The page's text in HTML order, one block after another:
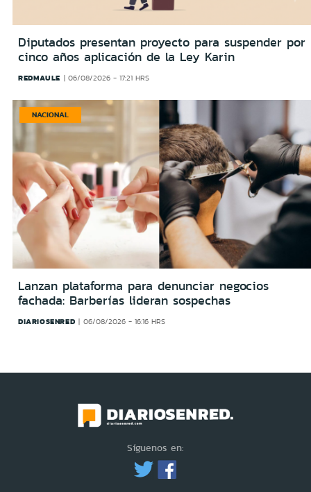
Diputados presentan proyecto para suspender por
cinco años aplicación de la Ley Karin
REDMAULE 06/08/2026 - 17:21 HRS
NACIONAL
Lanzan plataforma para denunciar negocios
fachada: Barberías lideran sospechas
DIARIOSENRED 06/08/2026 - 16:16 HRS
Síguenos en: